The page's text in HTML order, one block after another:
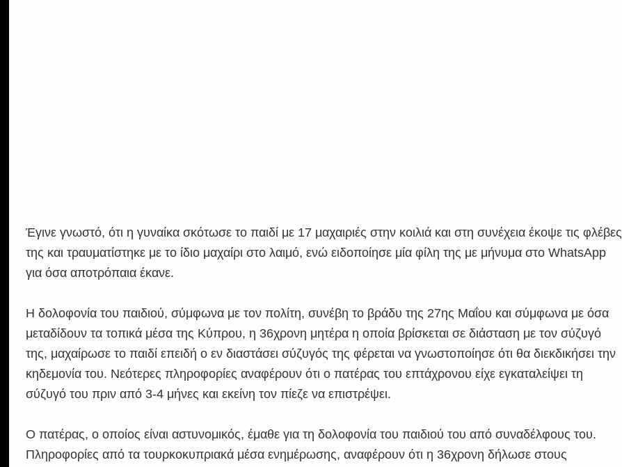
Έγινε γνωστό, ότι η γυναίκα σκότωσε το παιδί με 17 μαχαιριές στην κοιλιά και στη συνέχεια έκοψε τις φλέβες
της και τραυματίστηκε με το ίδιο μαχαίρι στο λαιμό, ενώ ειδοποίησε μία φίλη της με μήνυμα στο WhatsApp
για όσα αποτρόπαια έκανε.
Η δολοφονία του παιδιού, σύμφωνα με τον πολίτη, συνέβη το βράδυ της 27ης Μαΐου και σύμφωνα με όσα
μεταδίδουν τα τοπικά μέσα της Κύπρου, η 36χρονη μητέρα η οποία βρίσκεται σε διάσταση με τον σύζυγό
της, μαχαίρωσε το παιδί επειδή ο εν διαστάσει σύζυγός της φέρεται να γνωστοποίησε ότι θα διεκδικήσει την
κηδεμονία του. Νεότερες πληροφορίες αναφέρουν ότι ο πατέρας του επτάχρονου είχε εγκαταλείψει τη
σύζυγό του πριν από 3-4 μήνες και εκείνη τον πίεζε να επιστρέψει.
Ο πατέρας, ο οποίος είναι αστυνομικός, έμαθε για τη δολοφονία του παιδιού του από συναδέλφους του.
Πληροφορίες από τα τουρκοκυπριακά μέσα ενημέρωσης, αναφέρουν ότι η 36χρονη δήλωσε στους